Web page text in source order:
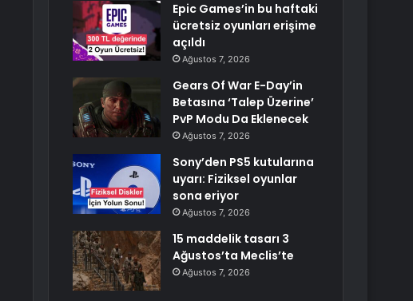
Epic Games’in bu haftaki
ücretsiz oyunları erişime
açıldı
Ağustos 7, 2026
Gears Of War E-Day’in
Betasına ‘Talep Üzerine’
PvP Modu Da Eklenecek
Ağustos 7, 2026
Sony’den PS5 kutularına
uyarı: Fiziksel oyunlar
sona eriyor
Ağustos 7, 2026
15 maddelik tasarı 3
Ağustos’ta Meclis’te
Ağustos 7, 2026